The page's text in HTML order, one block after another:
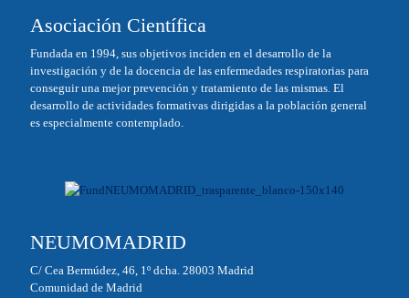
ok
Asociación Científica
Fundada en 1994, sus objetivos inciden en el desarrollo de la
investigación y de la docencia de las enfermedades respiratorias para
conseguir una mejor prevención y tratamiento de las mismas. El
desarrollo de actividades formativas dirigidas a la población general
es especialmente contemplado.
NEUMOMADRID
C/ Cea Bermúdez, 46, 1º dcha. 28003 Madrid
Comunidad de Madrid